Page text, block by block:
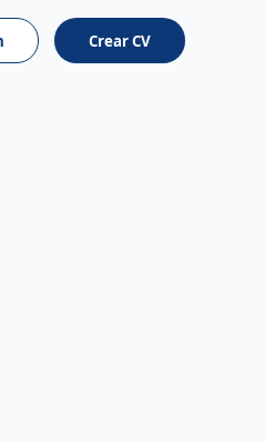
Crear CV